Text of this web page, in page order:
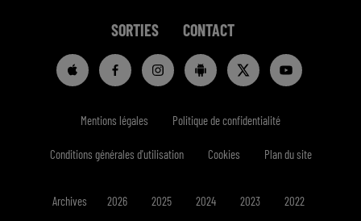
SORTIES CONTACT
Mentions légales Politique de confidentialité
Conditions générales d'utilisation Cookies Plan du site
Archives 2026 2025 2024 2023 2022